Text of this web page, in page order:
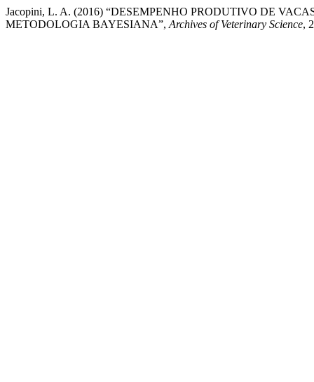
Jacopini, L. A. (2016) “DESEMPENHO PRODUTIVO DE
METODOLOGIA BAYESIANA”, Archives of Veterinary Science,